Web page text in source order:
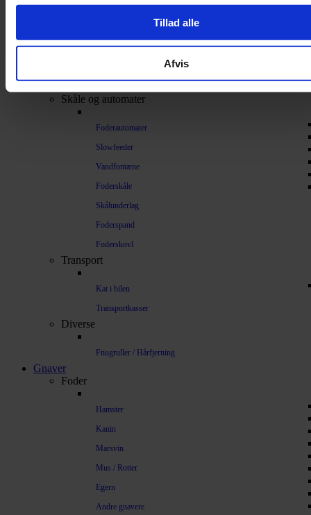
Tillad alle
Afvis
Kattemalt
Mælkeerstatning
Understøtning af gamle led
Skåle og automater
Foderautomater
Slowfeeder
Vandfontæne
Foderskåle
Skålunderlag
Foderspand
Foderskovl
Transport
Kat i bilen
Transportkasser
Diverse
Fnugruller / Hårfjerning
Gnaver
Foder
Hamster
Kanin
Marsvin
Mus / Rotter
Egern
Andre gnavere